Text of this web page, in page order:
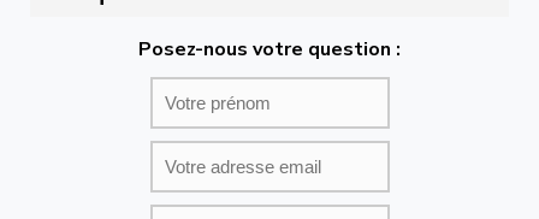
Posez-nous votre question :